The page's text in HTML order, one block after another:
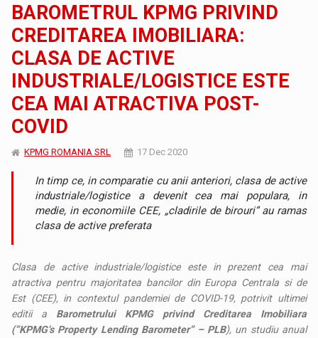
BAROMETRUL KPMG PRIVIND
CREDITAREA IMOBILIARA:
CLASA DE ACTIVE
INDUSTRIALE/LOGISTICE ESTE
CEA MAI ATRACTIVA POST-
COVID
KPMG ROMANIA SRL 17 Dec 2020
In timp ce, in comparatie cu anii anteriori, clasa de active
industriale/logistice a devenit cea mai populara, in
medie, in economiile CEE, „cladirile de birouri” au ramas
clasa de active preferata
Clasa de active industriale/logistice este in prezent cea mai
atractiva pentru majoritatea bancilor din Europa Centrala si de
Est (CEE), in contextul pandemiei de COVID-19, potrivit ultimei
editii a Barometrului KPMG privind Creditarea Imobiliara
(”KPMG’s Property Lending Barometer” – PLB), un studiu anual